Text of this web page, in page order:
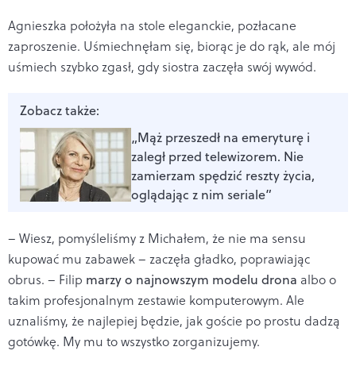
Agnieszka położyła na stole eleganckie, pozłacane
zaproszenie. Uśmiechnęłam się, biorąc je do rąk, ale mój
uśmiech szybko zgasł, gdy siostra zaczęła swój wywód.
Zobacz także:
„Mąż przeszedł na emeryturę i
zaległ przed telewizorem. Nie
zamierzam spędzić reszty życia,
oglądając z nim seriale”
– Wiesz, pomyśleliśmy z Michałem, że nie ma sensu
kupować mu zabawek – zaczęła gładko, poprawiając
obrus. – Filip marzy o najnowszym modelu drona albo o
takim profesjonalnym zestawie komputerowym. Ale
uznaliśmy, że najlepiej będzie, jak goście po prostu dadzą
gotówkę. My mu to wszystko zorganizujemy.